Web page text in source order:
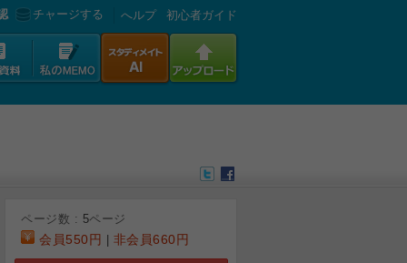
チャージする へルプ 初心者ガイド
ページ数 : 5ページ
会員550円 非会員660円